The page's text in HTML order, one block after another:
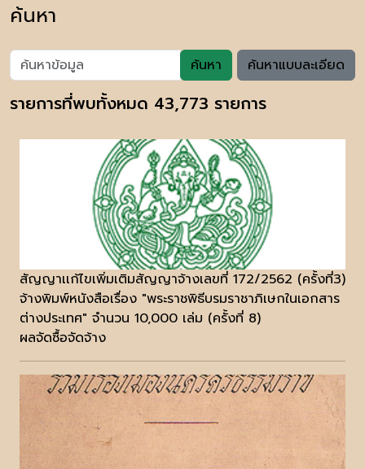
ค้นหา
ค้นหา ค้นหาแบบละเอียด
รายการที่พบทั้งหมด 43,773 รายการ
สัญญาเเก้ไขเพิ่มเติมสัญญาจ้างเลขที่ 172/2562 (ครั้งที่3)
จ้างพิมพ์หนังสือเรื่อง "พระราชพิธีบรมราชาภิเษกในเอกสาร
ต่างประเทศ" จำนวน 10,000 เล่ม (ครั้งที่ 8)
ผลจัดซื้อจัดจ้าง